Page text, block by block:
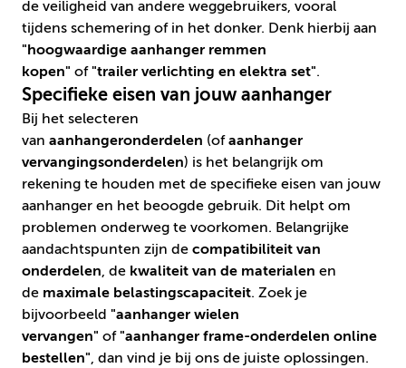
de veiligheid van andere weggebruikers, vooral
tijdens schemering of in het donker. Denk hierbij aan
"hoogwaardige aanhanger remmen
kopen" of"trailer verlichting en elektra set".
Specifieke eisen van jouw aanhanger
Bij het selecteren
van aanhangeronderdelen (ofaanhanger
vervangingsonderdelen) is het belangrijk om
rekening te houden met de specifieke eisen van jouw
aanhanger en het beoogde gebruik. Dit helpt om
problemen onderweg te voorkomen. Belangrijke
aandachtspunten zijn de compatibiliteit van
onderdelen, de kwaliteit van de materialen en
de maximale belastingscapaciteit. Zoek je
bijvoorbeeld "aanhanger wielen
vervangen" of"aanhanger frame-onderdelen online
bestellen", dan vind je bij ons de juiste oplossingen.